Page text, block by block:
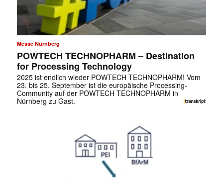
Messe Nürnberg
POWTECH TECHNOPHARM – Destination
for Processing Technology
2025 ist endlich wieder POWTECH TECHNOPHARM! Vom
23. bis 25. September ist die europäische Processing-
Community auf der POWTECH TECHNOPHARM in
Nürnberg zu Gast.